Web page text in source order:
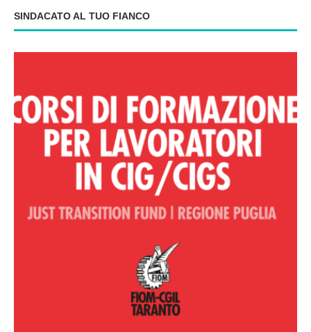
SINDACATO AL TUO FIANCO